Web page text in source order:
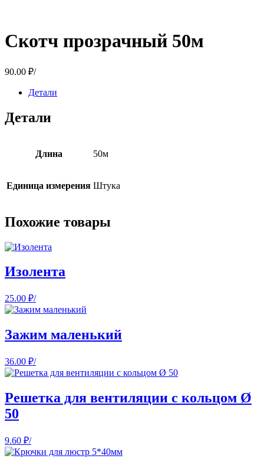
Скотч прозрачный 50м
90.00 ₽/
Детали
Детали
Длина 50м
Единица измерения Штука
Похожие товары
Изолента
25.00 ₽/
Зажим маленький
36.00 ₽/
Решетка для вентиляции с кольцом Ø
50
9.60 ₽/